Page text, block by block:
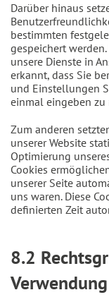
Darüber hinaus
bestimmten
gespeichert
unsere Dienste in
erkannt, dass Sie
und Einstellungen
einmal eingeben zu
Zum anderen
unserer Website
Optimierung
Cookies
unserer Seite
uns waren. Diese
definierten Zeit
8.2